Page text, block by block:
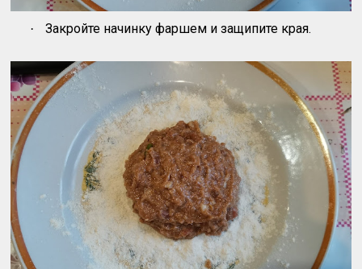
· Закройте начинку фаршем и защипите края.